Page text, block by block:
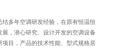
多年空调研发经验，在原有恒温恒
，潜心研究、设计开发的空调设备
目，产品的技术性能、型式规格居
环保、健康的设计理念，为用户制